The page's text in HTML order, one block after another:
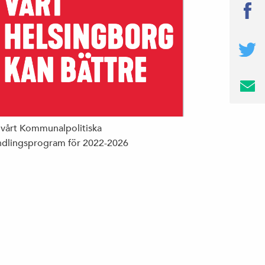
vårt Kommunalpolitiska
för 2022-2026